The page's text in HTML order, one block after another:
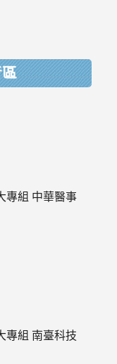
專組 中華醫事
專組 南臺科技